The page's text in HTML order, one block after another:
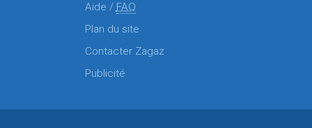
Aide / FAQ
Plan du site
Contacter Zagaz
Publicité